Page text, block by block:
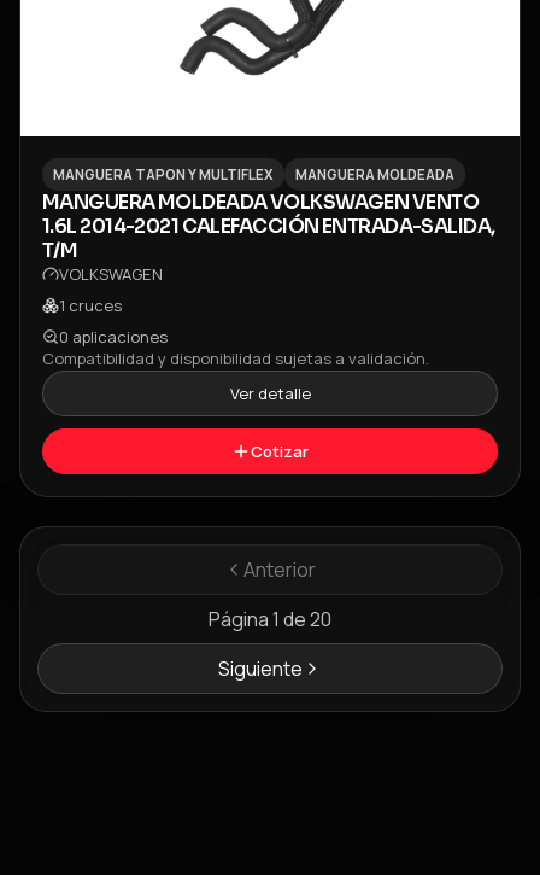
MANGUERA TAPON Y MULTIFLEX MANGUERA MOLDEADA
MANGUERA MOLDEADA VOLKSWAGEN VENTO
1.6L 2014-2021 CALEFACCIÓN ENTRADA-SALIDA,
T/M
VOLKSWAGEN
1 cruces
0 aplicaciones
Compatibilidad y disponibilidad sujetas a validación.
Ver detalle
Cotizar
Anterior
Página1 de20
Siguiente